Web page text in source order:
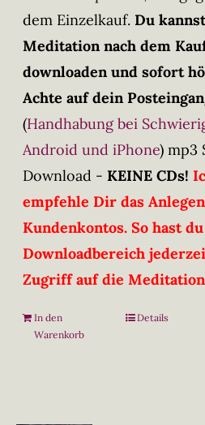
dem Einzelkauf. Du
Meditation nach dem
downloaden und sofort
Achte auf dein
(Handhabung bei
Android und iPhone) mp3
Download - KEINE CDs!
empfehle Dir das
Kundenkontos. So hast
Downloadbereich
Zugriff auf die
In den
Warenkorb
Details